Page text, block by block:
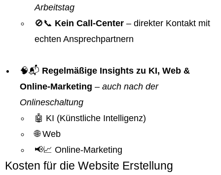
Arbeitstag
🚫📞 Kein Call-Center – direkter Kontakt mit
echten Ansprechpartnern
🧠📬 Regelmäßige Insights zu KI, Web &
Online-Marketing – auch nach der
Onlineschaltung
🤖 KI (Künstliche Intelligenz)
🌐 Web
📢📈 Online-Marketing
Kosten für die Website Erstellung